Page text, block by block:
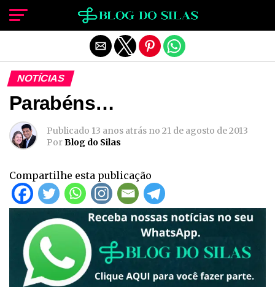
NOTÍCIAS
Parabéns…
Publicado 13 anos atrás no 21 de agosto de 2013
PorBlog do Silas
Compartilhe esta publicação
Sair da versão mobile